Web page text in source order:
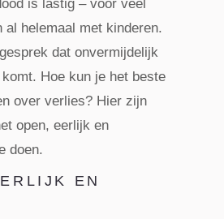
is lastig – voor veel
al helemaal met kinderen.
dat onvermijdelijk
Hoe kun je het beste
over verlies? Hier zijn
open, eerlijk en
doen.
EN